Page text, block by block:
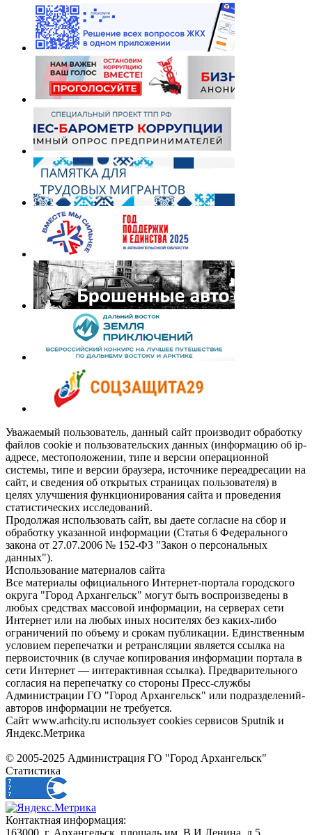
Уважаемый пользователь, данный сайт производит обработку
файлов cookie и пользовательских данных (информацию об ip-
адресе, местоположении, типе и версии операционной
системы, типе и версии браузера, источнике переадресации на
сайт, и сведения об открытых страницах пользователя) в
целях улучшения функционирования сайта и проведения
статистических исследований.
Продолжая использовать сайт, вы даете согласие на сбор и
обработку указанной информации (Статья 6 Федерального
закона от 27.07.2006 № 152-ФЗ "Закон о персональных
данных").
Использование материалов сайта
Все материалы официального Интернет-портала городского
округа "Город Архангельск" могут быть воспроизведены в
любых средствах массовой информации, на серверах сети
Интернет или на любых иных носителях без каких-либо
ограничений по объему и срокам публикации. Единственным
условием перепечатки и ретрансляции является ссылка на
первоисточник (в случае копирования информации портала в
сети Интернет — интерактивная ссылка). Предварительного
согласия на перепечатку со стороны Пресс-службы
Администрации ГО "Город Архангельск" или подразделений-
авторов информации не требуется.
Сайт www.arhcity.ru использует cookies сервисов Sputnik и
Яндекс.Метрика
© 2005-2025 Администрация ГО "Город Архангельск"
Статистика
Контактная информация:
163000, г. Архангельск, площадь им. В.И.Ленина, д.5